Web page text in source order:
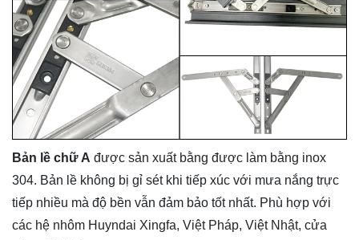
Bản lề chữ A được sản xuất bằng được làm bằng inox
304. Bản lề không bị gỉ sét khi tiếp xúc với mưa nắng trực
tiếp nhiều mà độ bền vẫn đảm bảo tốt nhất. Phù hợp với
các hệ nhôm Huyndai Xingfa, Việt Pháp, Việt Nhật, cửa